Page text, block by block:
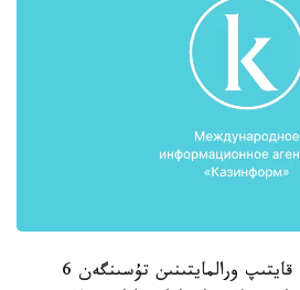
ۋاقىت وتە كەلە اناسىنىڭ قايتىپ ورالمايتىنىن تۇسىنگەن 6